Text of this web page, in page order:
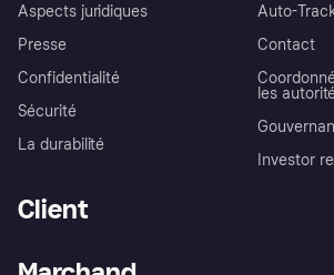
Aspects juridiques
Presse
Confidentialité
Sécurité
La durabilité
Auto-
Contact
les
Investor
Client